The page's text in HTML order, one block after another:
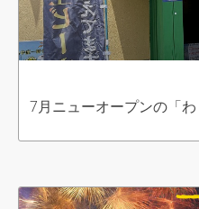
7月ニューオープンの「わ